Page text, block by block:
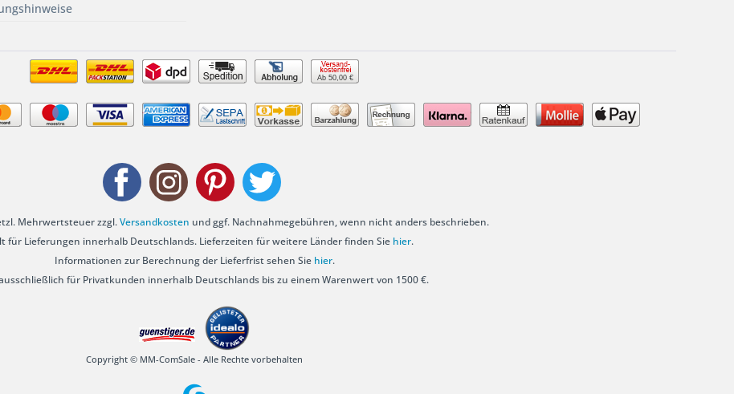
Ab 50,00 €
Mehrwertsteuer zzgl.Versandkosten und ggf. Nachnahmegebühren, wenn nicht anders beschrieben.
für Lieferungen innerhalb Deutschlands. Lieferzeiten für weitere Länder finden Sie hier.
Informationen zur Berechnung der Lieferfrist sehen Sie hier.
für Privatkunden innerhalb Deutschlands bis zu einem Warenwert von 1500 €.
Copyright © MM-ComSale - Alle Rechte vorbehalten